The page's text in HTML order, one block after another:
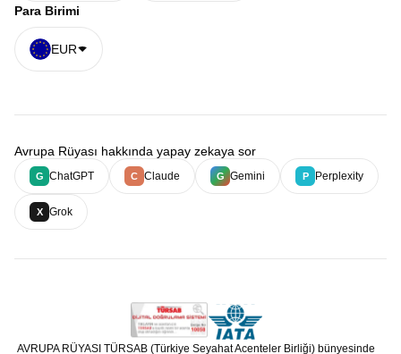
Para Birimi
EUR
Avrupa Rüyası hakkında yapay zekaya sor
G ChatGPT C Claude G Gemini P Perplexity
X Grok
AVRUPA RÜYASI TÜRSAB (Türkiye Seyahat Acenteler Birliği) bünyesinde